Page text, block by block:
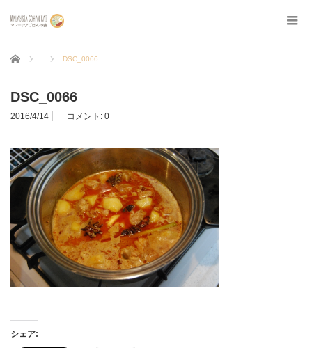
ホーム DSC_0066
DSC_0066
2016/4/14 コメント: 0
シェア: